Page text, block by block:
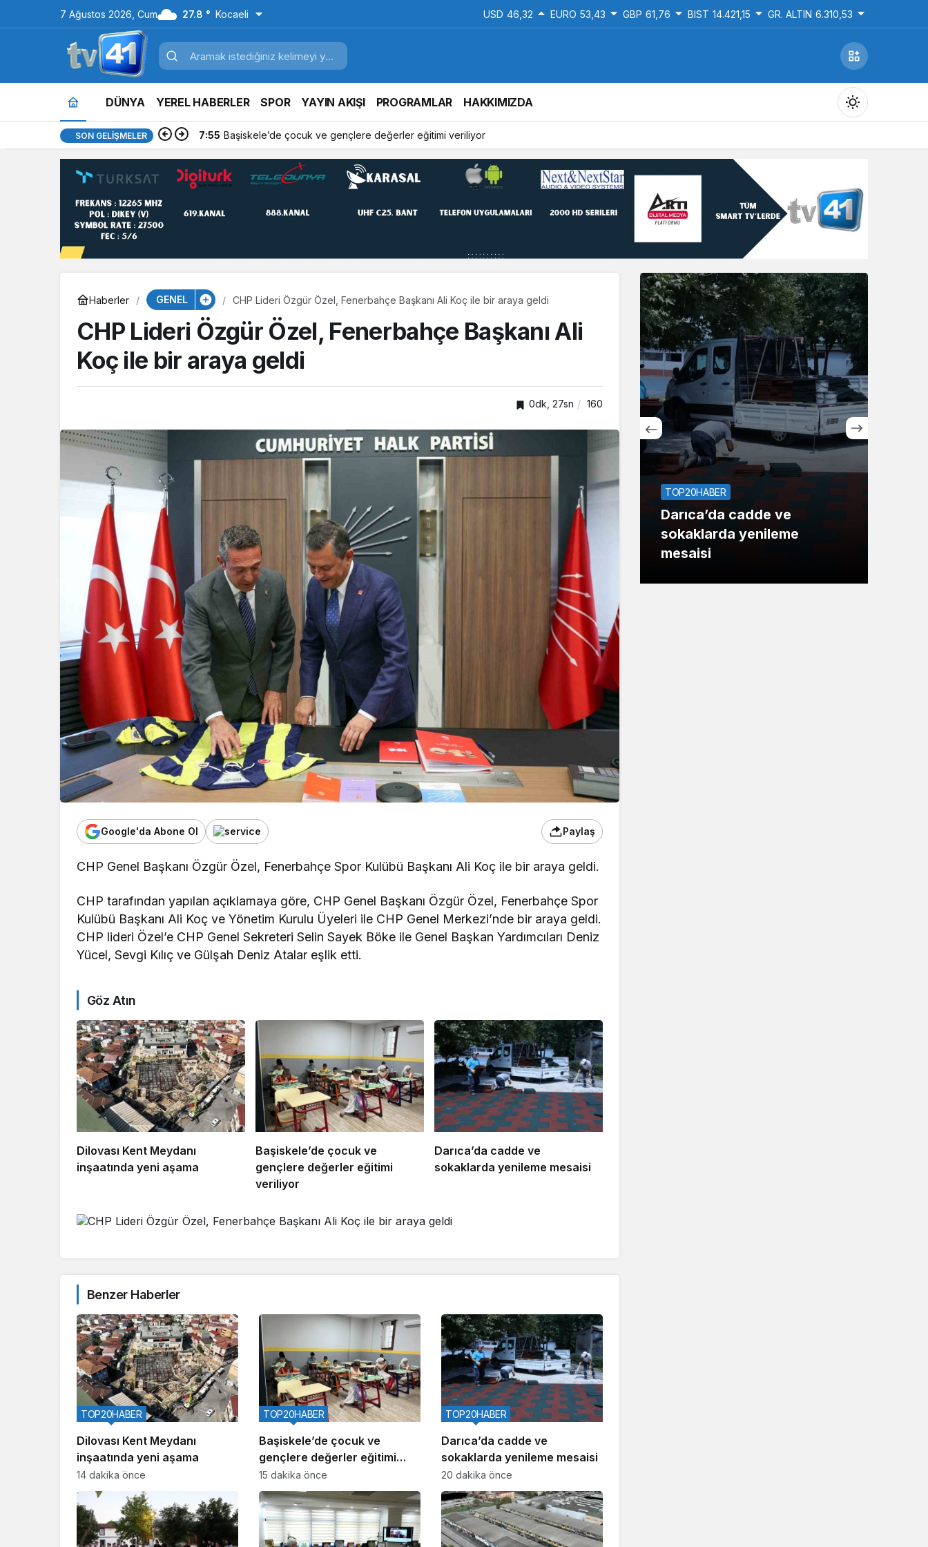
7 Ağustos 2026, Cum 27.8 ° Kocaeli USD 46,32 EURO 53,43 GBP 61,76 BIST 14.421,15 GR. ALTIN 6.310,53
DÜNYA YEREL HABERLER SPOR YAYIN AKIŞI PROGRAMLAR HAKKIMIZDA
Gündüz Modu
Gündüz modunu seçin.
Gece modunu seçin.
Sistem Modu
Sistem modunu seçin.
SON GELIŞMELER 7:55 Başiskele’de çocuk ve gençlere değerler eğitimi veriliyor
Haberler GENEL CHP Lideri Özgür Özel, Fenerbahçe Başkanı Ali Koç ile bir araya geldi
CHP Lideri Özgür Özel, Fenerbahçe Başkanı Ali
Koç ile bir araya geldi
0dk, 27sn 160
Google'da Abone Ol Paylaş
CHP Genel Başkanı Özgür Özel, Fenerbahçe Spor Kulübü Başkanı Ali Koç ile bir araya geldi.
CHP tarafından yapılan açıklamaya göre, CHP Genel Başkanı Özgür Özel, Fenerbahçe Spor
Kulübü Başkanı Ali Koç ve Yönetim Kurulu Üyeleri ile CHP Genel Merkezi’nde bir araya geldi.
CHP lideri Özel’e CHP Genel Sekreteri Selin Sayek Böke ile Genel Başkan Yardımcıları Deniz
Yücel, Sevgi Kılıç ve Gülşah Deniz Atalar eşlik etti.
Göz Atın
Dilovası Kent Meydanı
inşaatında yeni aşama
Başiskele’de çocuk ve
gençlere değerler eğitimi
veriliyor
Darıca’da cadde ve
sokaklarda yenileme mesaisi
Benzer Haberler
Dilovası Kent Meydanı
inşaatında yeni aşama
TOP20HABER
14 dakika önce
Başiskele’de çocuk ve
gençlere değerler eğitimi
veriliyor
TOP20HABER
15 dakika önce
Darıca’da cadde ve
sokaklarda yenileme mesaisi
TOP20HABER
20 dakika önce
Dilovası Kent Meydanı
inşaatında yeni aşama
TOP20HABER
Başiskele’de çocuk ve
gençlere değerler eğitimi
veriliyor
TOP20HABER
Darıca’da cadde ve
sokaklarda yenileme
mesaisi